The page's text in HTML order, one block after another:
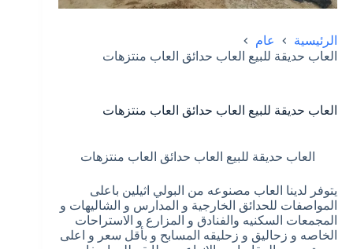
الرئيسية
عام
العاب حديقة للبيع العاب حدائق العاب منتزهات
العاب حديقة للبيع العاب حدائق العاب منتزهات
العاب حديقة للبيع العاب حدائق العاب منتزهات
يتوفر لدينا العاب مصنوعه من البولي اثيلين باعلى
المواصفات للحدائق الخارجية و المدارس و الشاليهات و
المجمعات السكنيه والفنادق و المزارع و الاستراحات
الخاصه و زحاليق و زحليقه المسابح و بأقل سعر و اعلى